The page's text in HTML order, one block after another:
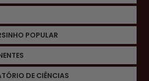
POPULAR
DE CIÊNCIAS